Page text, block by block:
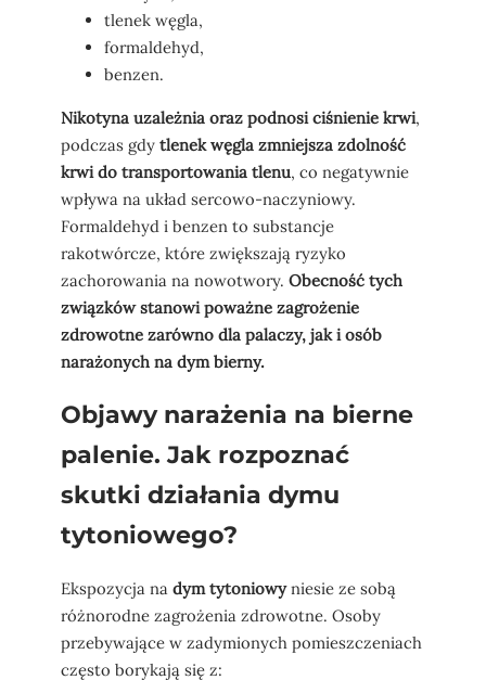
tlenek węgla,
formaldehyd,
benzen.
Nikotyna uzależnia oraz podnosi ciśnienie krwi,
podczas gdy tlenek węgla zmniejsza zdolność
krwi do transportowania tlenu, co negatywnie
wpływa na układ sercowo-naczyniowy.
Formaldehyd i benzen to substancje
rakotwórcze, które zwiększają ryzyko
zachorowania na nowotwory. Obecność tych
związków stanowi poważne zagrożenie
zdrowotne zarówno dla palaczy, jak i osób
narażonych na dym bierny.
Objawy narażenia na bierne
palenie. Jak rozpoznać
skutki działania dymu
tytoniowego?
Ekspozycja na dym tytoniowyniesie ze sobą
różnorodne zagrożenia zdrowotne. Osoby
przebywające w zadymionych pomieszczeniach
często borykają się z: